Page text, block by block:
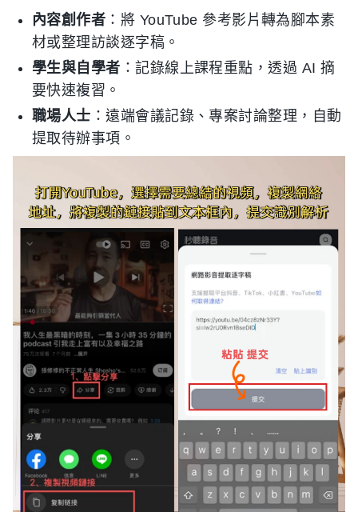
內容創作者 ：將 YouTube 參考影片轉為腳本素
材或整理訪談逐字稿。
學生與自學者 ：記錄線上課程重點，透過 AI 摘
要快速複習。
職場人士 ：遠端會議記錄、專案討論整理，自動
提取待辦事項。